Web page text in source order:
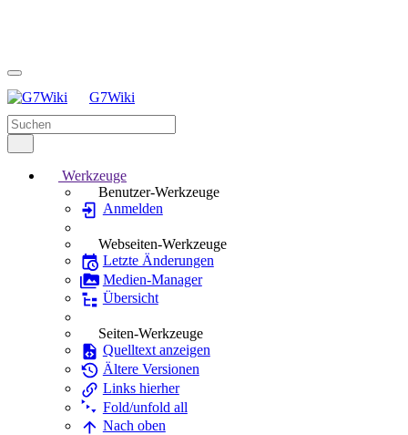
G7Wiki
Werkzeuge
Benutzer-Werkzeuge
Anmelden
Webseiten-Werkzeuge
Letzte Änderungen
Medien-Manager
Übersicht
Seiten-Werkzeuge
Quelltext anzeigen
Ältere Versionen
Links hierher
Fold/unfold all
Nach oben